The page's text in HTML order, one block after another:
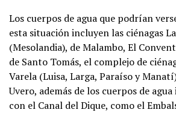
Los cuerpos de agua que podrían
esta situación incluyen las ciénagas
(Mesolandia), de Malambo, El
de Santo Tomás, el complejo de
Varela (Luisa, Larga, Paraíso y
Uvero, además de los cuerpos de
con el Canal del Dique, como el